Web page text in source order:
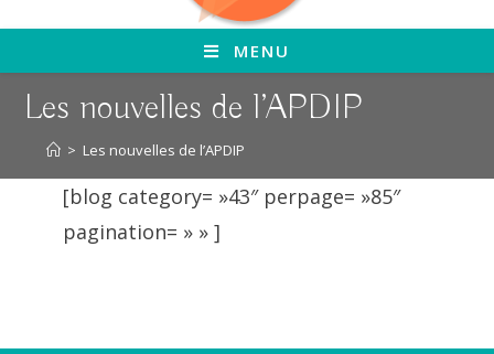
MENU
Les nouvelles de l’APDIP
> Les nouvelles de l’APDIP
[blog category= »43″ perpage= »85″
pagination= » » ]